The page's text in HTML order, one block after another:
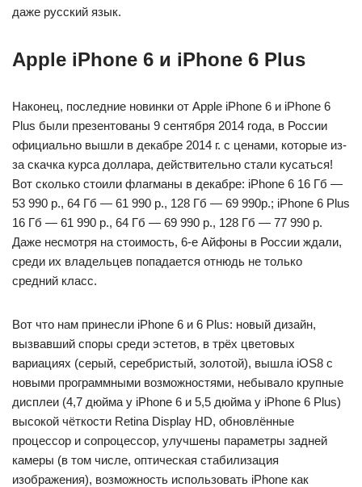
даже русский язык.
Apple iPhone 6 и iPhone 6 Plus
Наконец, последние новинки от Apple iPhone 6 и iPhone 6
Plus были презентованы 9 сентября 2014 года, в России
официально вышли в декабре 2014 г. с ценами, которые из-
за скачка курса доллара, действительно стали кусаться!
Вот сколько стоили флагманы в декабре: iPhone 6 16 Гб —
53 990 р., 64 Гб — 61 990 р., 128 Гб — 69 990р.; iPhone 6 Plus
16 Гб — 61 990 р., 64 Гб — 69 990 р., 128 Гб — 77 990 р.
Даже несмотря на стоимость, 6-е Айфоны в России ждали,
среди их владельцев попадается отнюдь не только
средний класс.
Вот что нам принесли iPhone 6 и 6 Plus: новый дизайн,
вызвавший споры среди эстетов, в трёх цветовых
вариациях (серый, серебристый, золотой), вышла iOS8 с
новыми программными возможностями, небывало крупные
дисплеи (4,7 дюйма у iPhone 6 и 5,5 дюйма у iPhone 6 Plus)
высокой чёткости Retina Display HD, обновлённые
процессор и сопроцессор, улучшены параметры задней
камеры (в том числе, оптическая стабилизация
изображения), возможность использовать iPhone как